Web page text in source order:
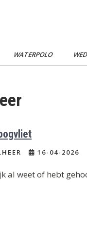
WATERPOLO
16-04-2026
al weet of hebt